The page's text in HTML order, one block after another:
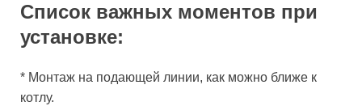
Список важных моментов при
установке:
* Монтаж на подающей линии, как можно ближе к
котлу.